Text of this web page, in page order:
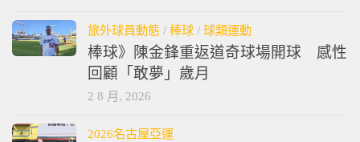
旅外球員動態 / 棒球 / 球類運動
棒球》陳金鋒重返道奇球場開球 感性
回顧「敢夢」歲月
2 8 月, 2026
2026名古屋亞運